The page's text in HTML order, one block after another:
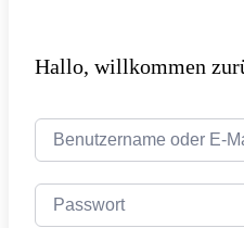
Hallo, willkommen